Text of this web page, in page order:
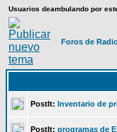
Usuarios deambulando por
Foros de
PostIt: Inventario de
PostIt: programas de